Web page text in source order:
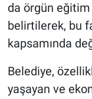
da örgün
belirtilerek, bu
kapsamında
Belediye,
yaşayan ve